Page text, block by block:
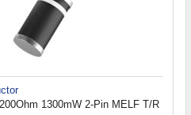
1300mW 2-Pin MELF T/R